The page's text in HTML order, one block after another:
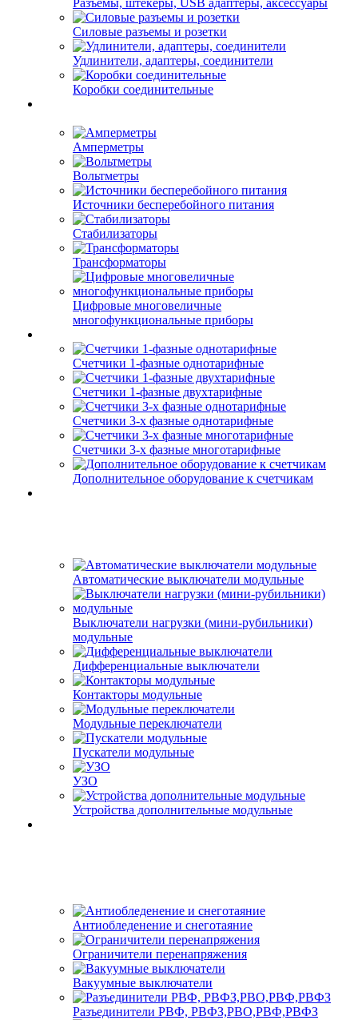
Разъемы, штекеры, USB адаптеры, аксессуары
Силовые разъемы и розетки
Удлинители, адаптеры, соединители
Коробки соединительные
Амперметры
Вольтметры
Источники бесперебойного питания
Стабилизаторы
Трансформаторы
Цифровые многовеличные
многофункциональные приборы
Счетчики 1-фазные однотарифные
Счетчики 1-фазные двухтарифные
Счетчики 3-х фазные однотарифные
Счетчики 3-х фазные многотарифные
Дополнительное оборудование к счетчикам
Автоматические выключатели модульные
Выключатели нагрузки (мини-рубильники)
модульные
Дифференциальные выключатели
Контакторы модульные
Модульные переключатели
Пускатели модульные
УЗО
Устройства дополнительные модульные
Антиобледенение и снеготаяние
Ограничители перенапряжения
Вакуумные выключатели
Разъединители РВФ, РВФЗ,РВО,РВФ,РВФЗ